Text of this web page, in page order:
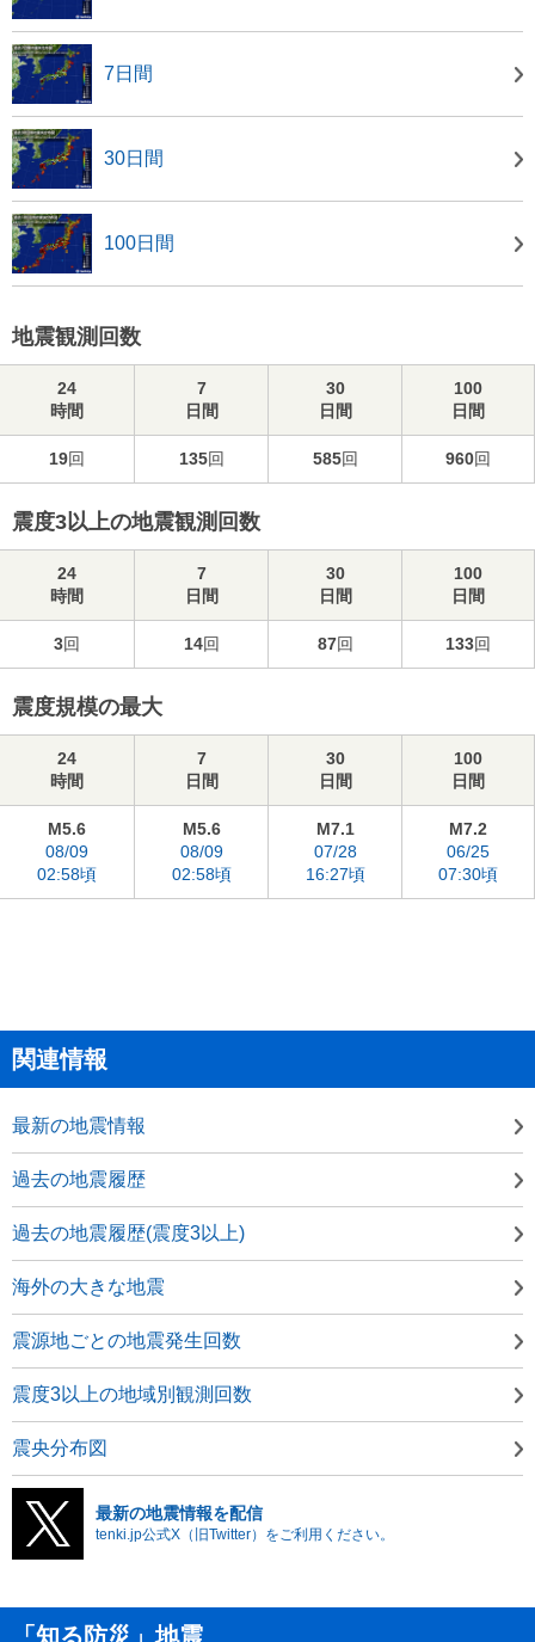
7日間
30日間
100日間
地震観測回数
24
時間
7
日間
30
日間
100
日間
19回 135回 585回 960回
震度3以上の地震観測回数
24
時間
7
日間
30
日間
100
日間
3回 14回 87回 133回
震度規模の最大
24
時間
7
日間
30
日間
100
日間
M5.6
08/09
02:58頃
M5.6
08/09
02:58頃
M7.1
07/28
16:27頃
M7.2
06/25
07:30頃
関連情報
最新の地震情報
過去の地震履歴
過去の地震履歴(震度3以上)
海外の大きな地震
震源地ごとの地震発生回数
震度3以上の地域別観測回数
震央分布図
最新の地震情報を配信
tenki.jp公式X（旧Twitter）をご利用ください。
「知る防災」地震